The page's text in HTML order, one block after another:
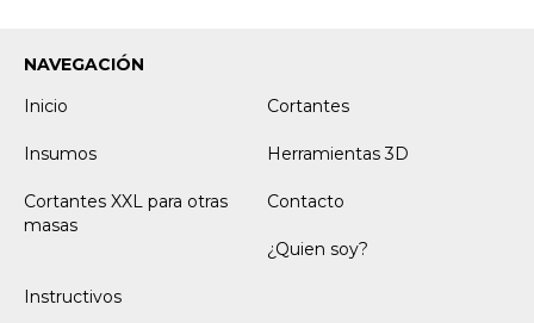
NAVEGACIÓN
Inicio
Cortantes
Insumos Herramientas 3D
Cortantes XXL para otras
masas
Contacto
¿Quien soy?
Instructivos